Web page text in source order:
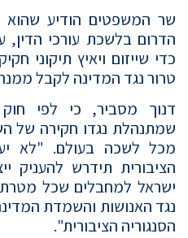
שר המשפטים הודיע שהוא
הדרום בלשכת עורכי הדין,
כדי שייזום ויאיץ תיקוני
טרור נגד המדינה לקבל ממנה
דנוך מסביר, כי לפי
שמתנהלת נגדו חקירה של
מכל לשכה בעולם. "לא
הציבורית תידרש להעניק
ישראל למחבלים שכל
נגד האנושות והשמדת
הסנגוריה הציבורית".